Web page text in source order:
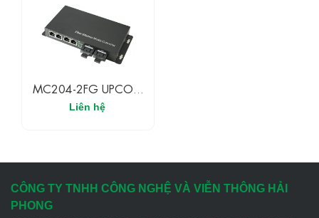
MC204-2FG UPCOM
Bộ Chuyển Đổi Quang
Điện 4 Cổng Ethernet
Liên hệ
CÔNG TY TNHH CÔNG NGHỆ VÀ VIỄN THÔNG HẢI
PHONG